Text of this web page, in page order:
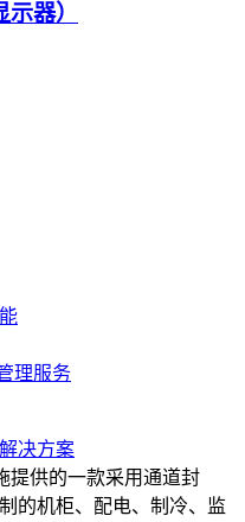
器）
理服务
决方案
提供的一款采用通道封
的机柜、配电、制冷、监